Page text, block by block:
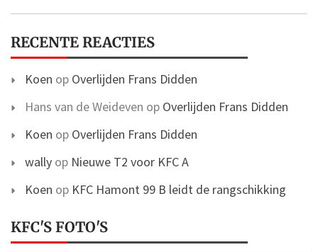
RECENTE REACTIES
Koen op Overlijden Frans Didden
Hans van de Weideven op Overlijden Frans Didden
Koen op Overlijden Frans Didden
wally op Nieuwe T2 voor KFC A
Koen op KFC Hamont 99 B leidt de rangschikking
KFC'S FOTO'S